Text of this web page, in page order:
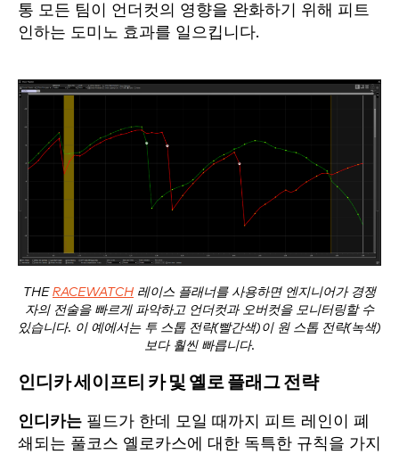
통 모든 팀이 언더컷의 영향을 완화하기 위해 피트
인하는 도미노 효과를 일으킵니다.
THE RACEWATCH 레이스 플래너를 사용하면 엔지니어가 경쟁
자의 전술을 빠르게 파악하고 언더컷과 오버컷을 모니터링할 수
있습니다. 이 예에서는 투 스톱 전략(빨간색)이 원 스톱 전략(녹색)
보다 훨씬 빠릅니다.
인디카 세이프티 카 및 옐로 플래그 전략
인디카는 필드가 한데 모일 때까지 피트 레인이 폐
쇄되는 풀코스 옐로카스에 대한 독특한 규칙을 가지